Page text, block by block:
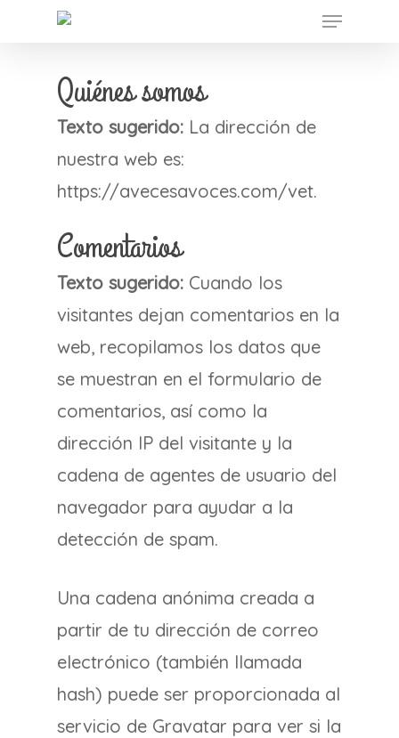
Menu
Quiénes somos
Texto sugerido: La dirección de
nuestra web es:
https://avecesavoces.com/vet.
Comentarios
Texto sugerido: Cuando los
visitantes dejan comentarios en la
web, recopilamos los datos que
se muestran en el formulario de
comentarios, así como la
dirección IP del visitante y la
cadena de agentes de usuario del
navegador para ayudar a la
detección de spam.
Una cadena anónima creada a
partir de tu dirección de correo
electrónico (también llamada
hash) puede ser proporcionada al
servicio de Gravatar para ver si la